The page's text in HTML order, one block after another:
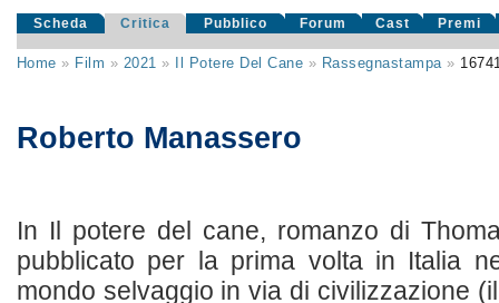
Scheda Critica Pubblico Forum Cast Premi
Home » Film » 2021 » Il Potere Del Cane » Rassegnastampa»
Roberto Manassero
In Il potere del cane, romanzo di
pubblicato per la prima volta in Italia
mondo selvaggio in via di civilizzazione